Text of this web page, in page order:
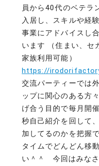
員から40代のベテラ
入居し、スキルや経
事業にアドバイスし
います （住まい、セ
家族利用可能）
https://
交流パーティーでは
ップに関心のある方
げ合う目的で毎月開
秒自己紹介を回して
加してるのかを把握
タイムでどんどん移
い＾＾ 今回はみな